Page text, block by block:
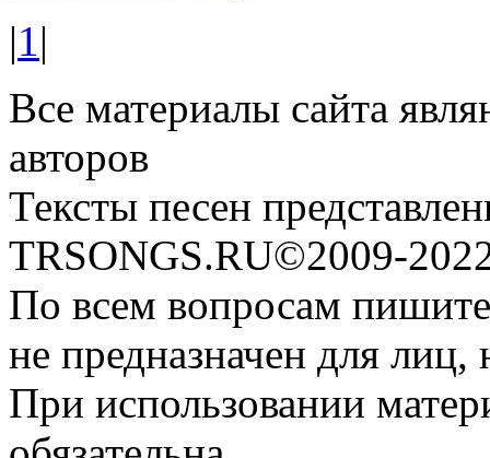
|1|
Все материалы сайта
авторов
Тексты песен
TRSONGS.RU©2009-
По всем вопросам
не предназначен для
При использовании